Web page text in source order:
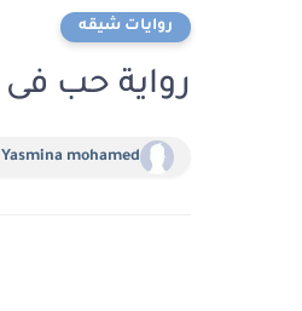
روايات شيقه
رواية حب فى 2050 الفصل الرابع 4 بقلم صفاء حسني
Yasmina mohamed